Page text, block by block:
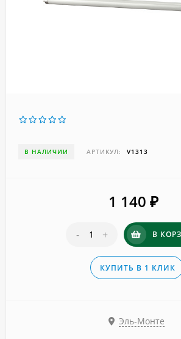
В НАЛИЧИИ АРТИКУЛ: V1313
1 140 ₽
- + В
КУПИТЬ В 1 КЛИК
Эль-Монте